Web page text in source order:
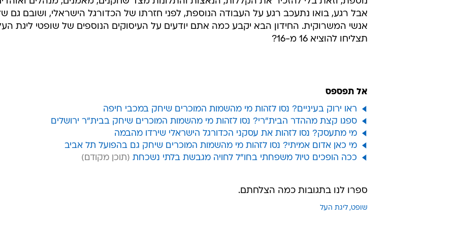
אבל רגע, בואו נתעכב רגע על העבודה הנוספת, לפני חזרתו של הכדורגל הישראלי, ושובם גם
אנשי המשרוקית. החידון הבא יקבע כמה אתם יודעים על העיסוקים הנוספים של שופטי ליגת
תצליחו להוציא 16 מ-16?
אל תפספס
ראו ירוק בעיניים? נסו לזהות מי מהשמות המוכרים שיחק במכבי חיפה
ספגו קצת מההדר הבית"רי? נסו לזהות מי מהשמות המוכרים שיחק בבית"ר ירושלים
מי מתעסק? נסו לזהות את עסקני הכדורגל הישראלי שירדו מהבמה
מי כאן אדום אמיתי? נסו לזהות מי מהשמות המוכרים שיחק גם בהפועל תל אביב
ככה הופכים טיול משפחתי בחו"ל לחויה מגבשת בלתי נשכחת
ספרו לנו בתגובות כמה הצלחתם.
שופט ליגת העל